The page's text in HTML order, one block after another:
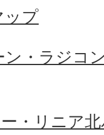
ップ
・ラジコ
・リニア